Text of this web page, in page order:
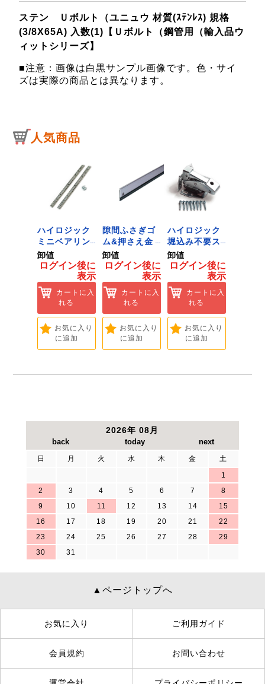
ステン Ｕボルト（ユニュウ 材質(ｽﾃﾝﾚｽ) 規格
(3/8X65A) 入数(1)【Ｕボルト（鋼管用（輸入品ウ
ィットシリーズ】
■注意：画像は白黒サンプル画像です。色・サイ
ズは実際の商品とは異なります。
人気商品
ハイロジック
ミニベアリン
グタイプ 310
ミリ 72958
Hardware]
卸値
ログイン後に
表示
カートに入
れる
お気に入り
に追加
隙間ふさぎゴ
ム&押さえ金
物 72909
卸値
ログイン後に
表示
カートに入
れる
お気に入り
に追加
ハイロジック
堀込み不要ス
ライド蝶番S
無兼用 P-726
Hardware]
卸値
ログイン後に
表示
カートに入
れる
お気に入り
に追加
2026年 08月
日 月 火 水 木 金
土
1
2
3 4 5 6 7
8
9
10 11 12 13 14
15
16
17 18 19 20 21
22
23
24 25 26 27 28
29
30
31
▲ページトップへ
お気に入り ご利用ガイド
会員規約 お問い合わせ